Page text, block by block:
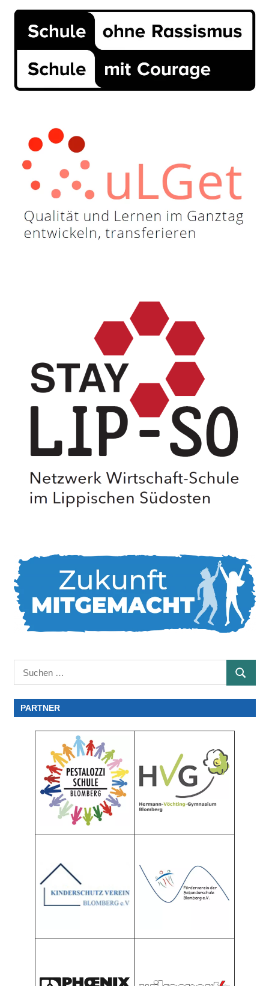
nach:
SUCHEN
PARTNER